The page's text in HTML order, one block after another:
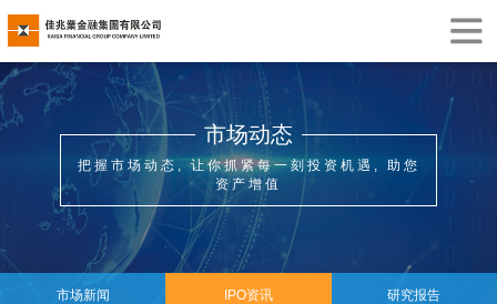
市场动态
把握市场动态, 让你抓紧每一刻投资机遇, 助您
资产增值
市场新闻 IPO资讯 研究报告